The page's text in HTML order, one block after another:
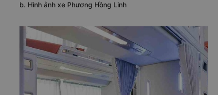
b. Hình ảnh xe Phương Hồng Linh